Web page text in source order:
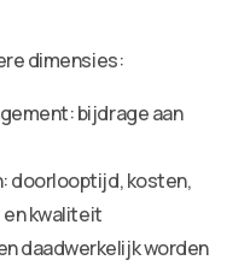
dimensies:
bijdrage aan
doorlooptijd, kosten,
kwaliteit
daadwerkelijk worden